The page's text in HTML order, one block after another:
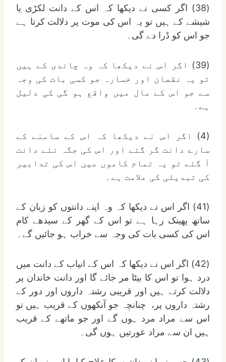
(38) اگر کسی نے دیکھا کہ اس کے دانت لکڑی یا
شیشے کے ہیں تو یہ اس کی موت پر دلالت کرتا ہے
جو اس کو ڈرا دے گی۔
(39) اگر اس نے دیکھا کہ وہ چاندی کے ہیں
تو یہ نقصان اور خسارہ جو کسی بات کی وجہ
سے جو اس کے مال میں واقع ہو گی کی دلیل
ہے۔
(4) اگر اس نے دیکھا کہ اس کے سامنے کے
سارے دانت گر گئے اور اس کی جگہ نئے دانت
آ گئے تو یہ تمام کاموں میں اس کی تدابیر
کی تبدیلی کی علامت ہے۔
(41) اگر اس نے دیکھا کہ وہ اپنے دانتوں کو زبان کے
ساتھ پھینک رہا ہے تو اس کے گھر کے سیدھے کام
اس کی کسی بات کی وجہ سے خراب ہو جائیں گے۔
(42) اگر اس نے دیکھا کہ اس کے انیاب کے دانت میں
درد ہوا تو اس کا بیٹا مر جائے گا اور دانت خاندان پر
دلالت کرتے ہیں اور قریبی رشتہ داروں اور دور کے
رشتہ داروں پر، چنانچہ جو آنکھوں کے قریب ہیں تو
اس سے مراد مرد ہوں گے اور جو ماتھے کے قریب
ہیں ان سے مراد عورتیں ہوں گی۔